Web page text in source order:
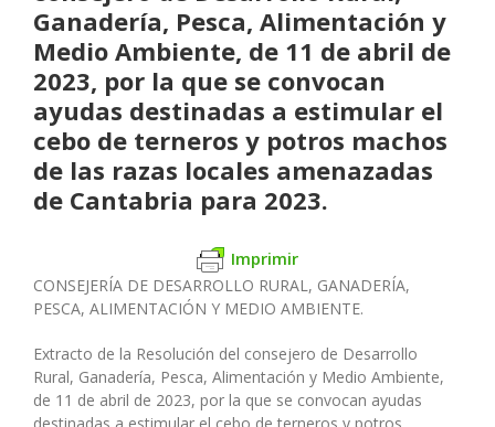
Ganadería, Pesca, Alimentación y
Medio Ambiente, de 11 de abril de
2023, por la que se convocan
ayudas destinadas a estimular el
cebo de terneros y potros machos
de las razas locales amenazadas
de Cantabria para 2023.
Imprimir
CONSEJERÍA DE DESARROLLO RURAL, GANADERÍA,
PESCA, ALIMENTACIÓN Y MEDIO AMBIENTE.
Extracto de la Resolución del consejero de Desarrollo
Rural, Ganadería, Pesca, Alimentación y Medio Ambiente,
de 11 de abril de 2023, por la que se convocan ayudas